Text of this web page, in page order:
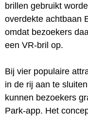
brillen gebruikt
overdekte achtbaan
omdat bezoekers
een VR-bril op.
Bij vier populaire
in de rij aan te
kunnen bezoekers
Park-app. Het